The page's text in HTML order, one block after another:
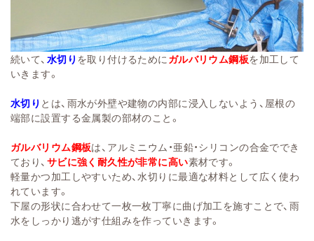
続いて、 水切り を取り付けるために ガルバリウム鋼板を加工して
いきます。
水切り とは、雨水が外壁や建物の内部に浸入しないよう、屋根の
端部に設置する金属製の部材のこと。
ガルバリウム鋼板は、アルミニウム・亜鉛・シリコンの合金ででき
ており、 サビに強く耐久性が非常に高い素材です。
軽量かつ加工しやすいため、水切りに最適な材料として広く使わ
れています。
下屋の形状に合わせて一枚一枚丁寧に曲げ加工を施すことで、雨
水をしっかり逃がす仕組みを作っていきます。